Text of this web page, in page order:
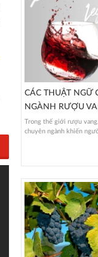
CÁC THUẬT NGỮ
NGÀNH RƯỢU
Trong thế giới rượu
chuyên ngành khiến